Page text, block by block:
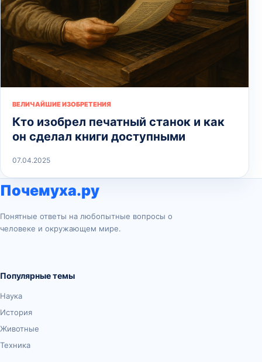
ВЕЛИЧАЙШИЕ ИЗОБРЕТЕНИЯ
Кто изобрел печатный станок и как
он сделал книги доступными
07.04.2025
Почемуха.ру
Понятные ответы на любопытные вопросы о
человеке и окружающем мире.
Популярные темы
Наука
История
Животные
Техника